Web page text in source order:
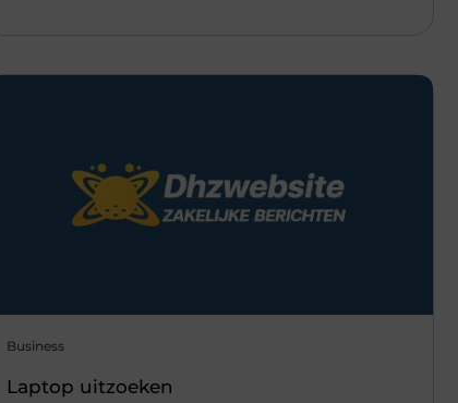
Business
Laptop uitzoeken